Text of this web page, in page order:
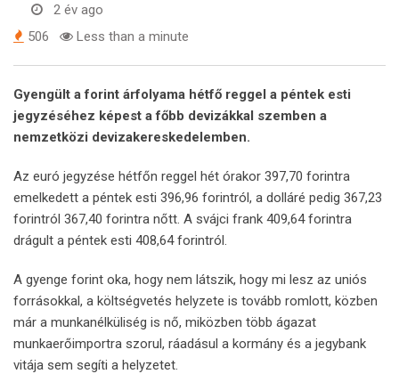
2 év ago
506
Less than a minute
Gyengült a forint árfolyama hétfő reggel a péntek esti
jegyzéséhez képest a főbb devizákkal szemben a
nemzetközi devizakereskedelemben.
Az euró jegyzése hétfőn reggel hét órakor 397,70 forintra
emelkedett a péntek esti 396,96 forintról, a dolláré pedig 367,23
forintról 367,40 forintra nőtt. A svájci frank 409,64 forintra
drágult a péntek esti 408,64 forintról.
A gyenge forint oka, hogy nem látszik, hogy mi lesz az uniós
forrásokkal, a költségvetés helyzete is tovább romlott, közben
már a munkanélküliség is nő, miközben több ágazat
munkaerőimportra szorul, ráadásul a kormány és a jegybank
vitája sem segíti a helyzetet.